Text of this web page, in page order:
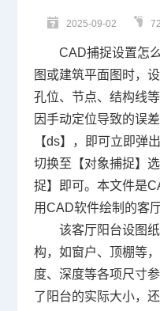
2025-09-02
CAD捕捉设置怎
图或建筑平面图时，
孔位、节点、结构线
因手动定位导致的误
【ds】，即可立即弹
切换至【对象捕捉】
捉】即可。本文件是
用CAD软件绘制的客
该客厅阳台设图
构，如窗户、顶棚等
度、深度等各项尺寸
了阳台的实际大小，